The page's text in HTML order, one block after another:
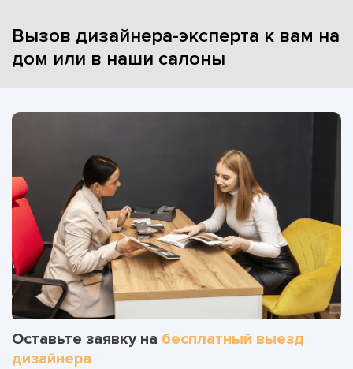
Вызов дизайнера-эксперта к вам на
дом или в наши салоны
Оставьте заявку на бесплатный выезд
дизайнера